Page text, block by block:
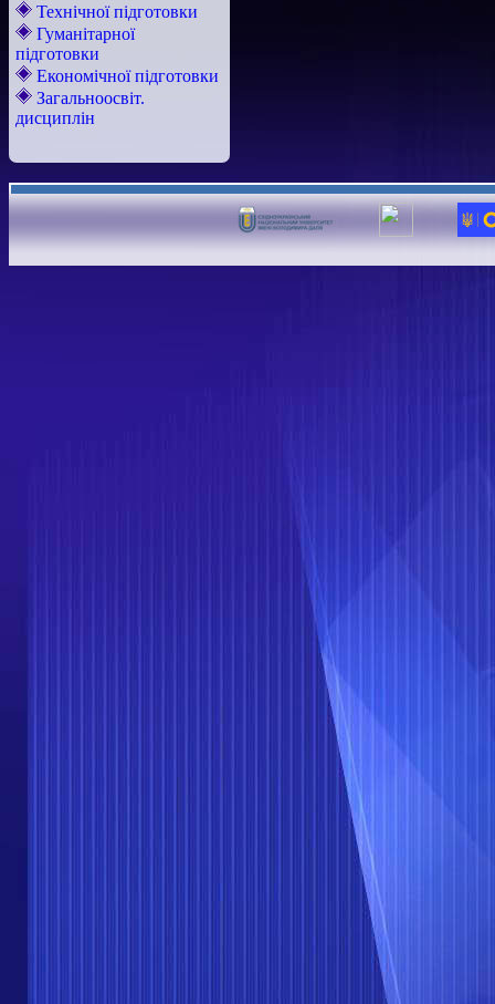
Технічної підготовки
Гуманітарної
підготовки
Економічної підготовки
Загальноосвіт.
дисциплін